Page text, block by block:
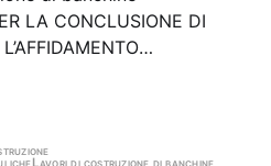
LA CONCLUSIONE DI
OPERE STRADALI E
Portuale del Mar…
Lavori di costruzione di banchine